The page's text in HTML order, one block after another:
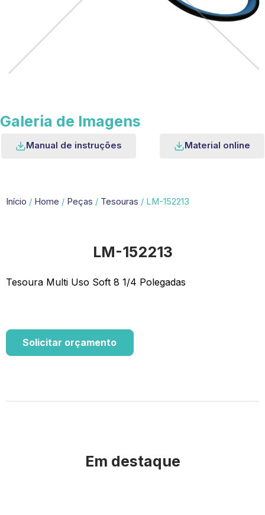
Galeria de Imagens
Manual de instruções Material online
Início / Home / Peças / Tesouras / LM-152213
LM-152213
Tesoura Multi Uso Soft 8 1/4 Polegadas
Solicitar orçamento
Em destaque